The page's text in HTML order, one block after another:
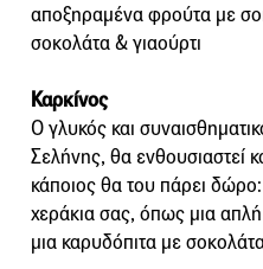
αποξηραμένα φρούτα με
σοκολάτα & γιαούρτι
Καρκίνος
Ο γλυκός και
Σελήνης, θα ενθουσιαστεί
κάποιος θα του πάρει
χεράκια σας, όπως μια
μια καρυδόπιτα με